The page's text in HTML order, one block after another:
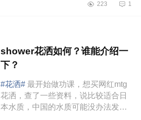
卖点吸引了。她需要配vc球来...
223 1
shower花洒如何？谁能介绍一
下？
#花洒# 最开始做功课，想买网红mtg
花洒，查了一些资料，说比较适合日
本水质，中国的水质可能没办法发挥